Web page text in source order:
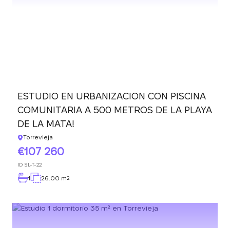
ESTUDIO EN URBANIZACION CON PISCINA
COMUNITARIA A 500 METROS DE LA PLAYA
DE LA MATA!
Torrevieja
107 260
ID SL-T-22
1 26.00 m2